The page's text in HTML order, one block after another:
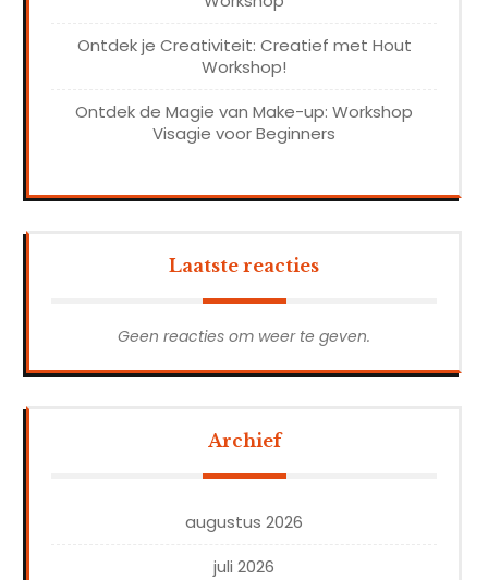
Ontdek je Creativiteit: Creatief met Hout
Workshop!
Ontdek de Magie van Make-up: Workshop
Visagie voor Beginners
Laatste reacties
Geen reacties om weer te geven.
Archief
augustus 2026
juli 2026